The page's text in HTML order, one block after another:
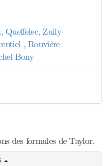
Queffelec, Zuily
, Rouvière
Bony
des formules de Taylor.